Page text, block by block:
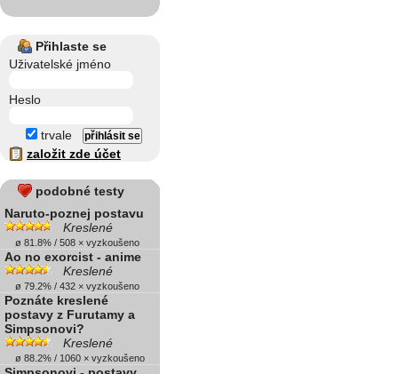
Přihlaste se
Uživatelské jméno
Heslo
trvale
založit zde účet
podobné testy
Naruto-poznej postavu
Kreslené
ø 81.8% / 508 × vyzkoušeno
Ao no exorcist - anime
Kreslené
ø 79.2% / 432 × vyzkoušeno
Poznáte kreslené
postavy z Furutamy a
Simpsonovi?
Kreslené
ø 88.2% / 1060 × vyzkoušeno